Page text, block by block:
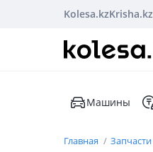
Kolesa.kzKrisha.kz
Машины
Главная Запчасти